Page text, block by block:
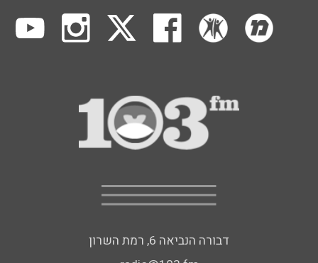
דבורה הנביאה 6, רמת השרון